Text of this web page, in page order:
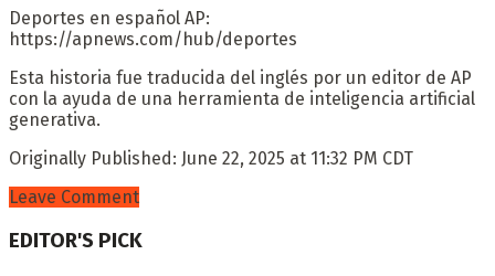
Deportes en español AP:
https://apnews.com/hub/deportes
Esta historia fue traducida del inglés por un editor de AP
con la ayuda de una herramienta de inteligencia artificial
generativa.
Originally Published: June 22, 2025 at 11:32 PM CDT
Leave Comment
EDITOR'S PICK